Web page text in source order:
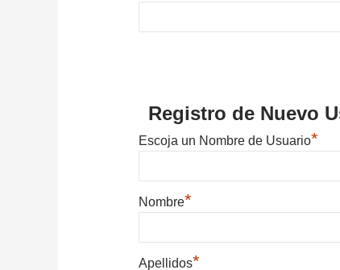
Registro de Nuevo
Escoja un Nombre de Usuario*
Nombre*
Apellidos*